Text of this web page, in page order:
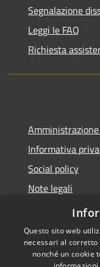
Segnalazione
Leggi le FAQ
Richiesta
Informativa
Social policy
Note legali
Dichiarazione di
Questo sito web
necessari al
nonché un cookie